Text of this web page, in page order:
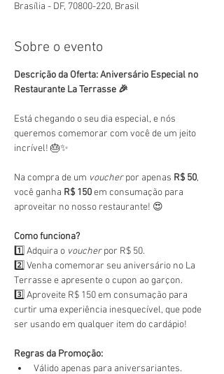
Brasília - DF, 70800-220, Brasil
Sobre o evento
Descrição da Oferta: Aniversário Especial no
Restaurante La Terrasse 🎉
Está chegando o seu dia especial, e nós
queremos comemorar com você de um jeito
incrível! 🎂✨
Na compra de um voucher por apenas R$ 50,
você ganha R$ 150 em consumação para
aproveitar no nosso restaurante! 😍
Como funciona?
1️⃣ Adquira o voucher por R$ 50.
2️⃣ Venha comemorar seu aniversário no La
Terrasse e apresente o cupon ao garçon.
3️⃣ Aproveite R$ 150 em consumação para
curtir uma experiência inesquecível, que pode
ser usando em qualquer item do cardápio!
Regras da Promoção:
Válido apenas para aniversariantes.